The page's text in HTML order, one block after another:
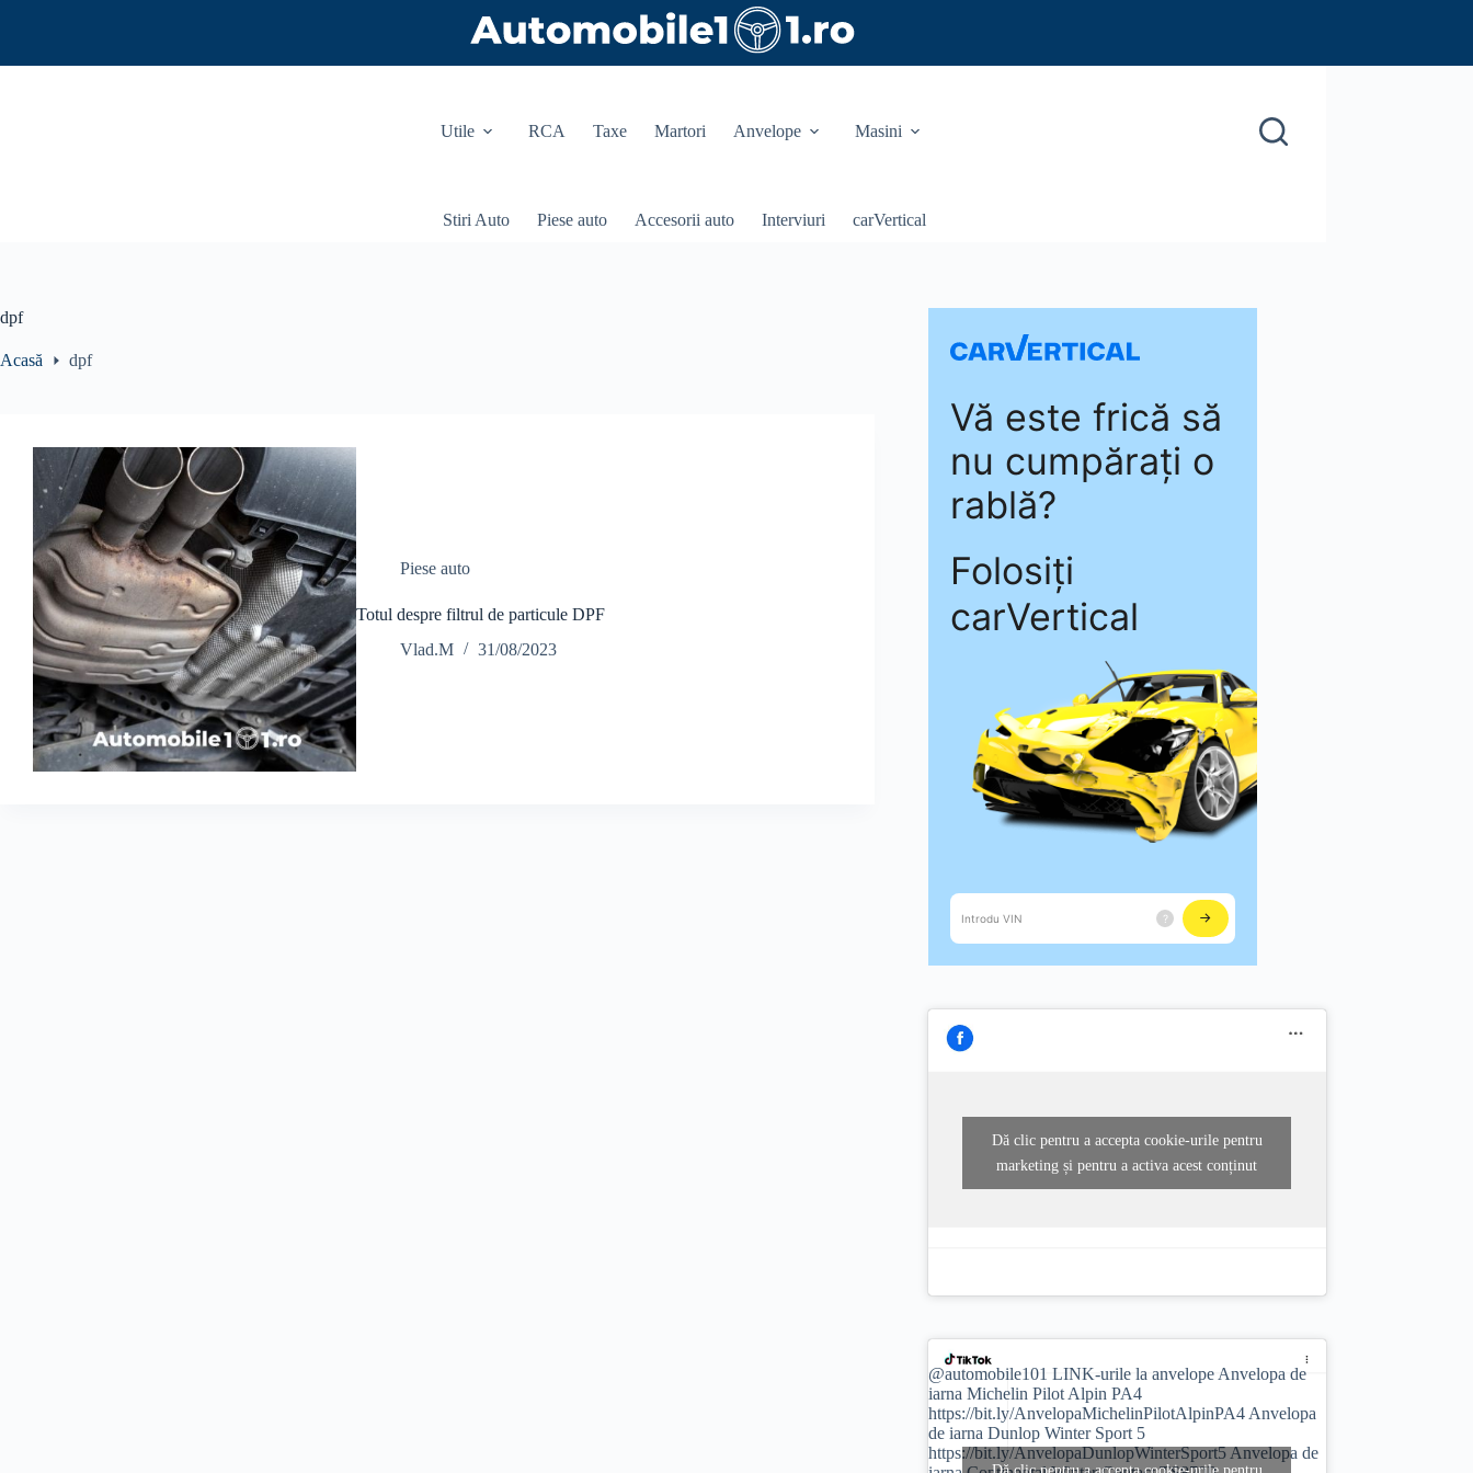
Utile RCA Taxe Martori Anvelope Masini
Stiri Auto Piese auto Accesorii auto Interviuri carVertical
dpf
Acasă dpf
Piese auto
Totul despre filtrul de particule DPF
Vlad.M
31/08/2023
Dă clic pentru a accepta cookie-urile pentru
marketing și pentru a activa acest conținut
@automobile101 LINK-urile la anvelope Anvelopa de
iarna Michelin Pilot Alpin PA4
https://bit.ly/AnvelopaMichelinPilotAlpinPA4 Anvelopa
de iarna Dunlop Winter Sport 5
https://bit.ly/AnvelopaDunlopWinterSport5 Anvelopa de